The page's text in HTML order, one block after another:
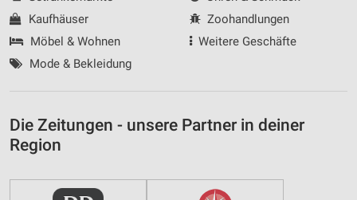
Kaufhäuser
Möbel & Wohnen
Mode & Bekleidung
Zoohandlungen
Weitere Geschäfte
Die Zeitungen - unsere Partner in deiner
Region